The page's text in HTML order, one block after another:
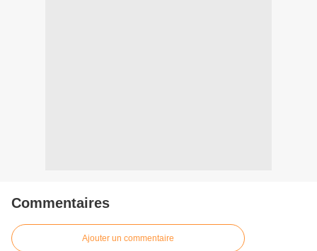
Commentaires
Ajouter un commentaire